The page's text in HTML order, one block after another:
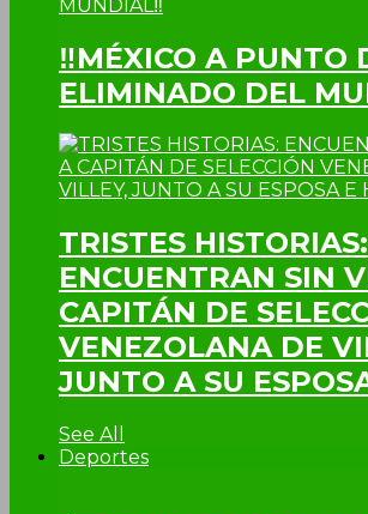
‼MÉXICO A PUNTO
ELIMINADO DEL
TRISTES HISTORIAS:
ENCUENTRAN SIN
CAPITÁN DE
VENEZOLANA DE
JUNTO A SU
See All
Deportes